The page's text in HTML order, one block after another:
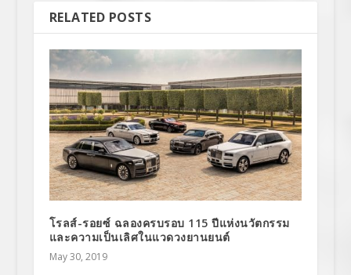
RELATED POSTS
โรลส์-รอยซ์ ฉลองครบรอบ 115 ปีแห่งนวัตกรรม
และความเป็นเลิศในแวดวงยานยนต์
May 30, 2019